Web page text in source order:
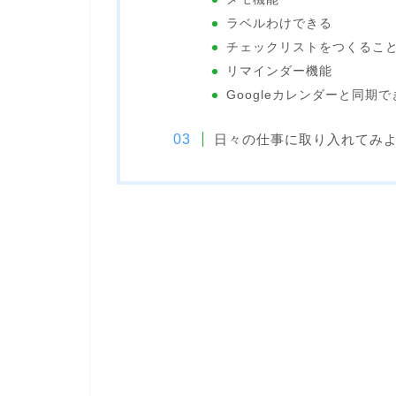
ラベルわけできる
チェックリストをつくるこ
リマインダー機能
Googleカレンダーと同期で
日々の仕事に取り入れてみ